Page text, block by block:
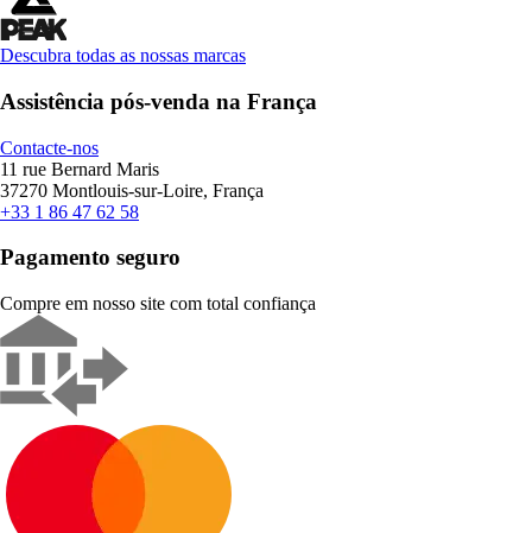
Descubra todas as nossas marcas
Assistência pós-venda na França
Contacte-nos
11 rue Bernard Maris
37270 Montlouis-sur-Loire, França
+33 1 86 47 62 58
Pagamento seguro
Compre em nosso site com total confiança